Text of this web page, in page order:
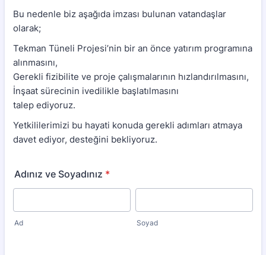
Bu nedenle biz aşağıda imzası bulunan vatandaşlar
olarak;
Tekman Tüneli Projesi’nin bir an önce yatırım programına
alınmasını,
Gerekli fizibilite ve proje çalışmalarının hızlandırılmasını,
İnşaat sürecinin ivedilikle başlatılmasını
talep ediyoruz.
Yetkililerimizi bu hayati konuda gerekli adımları atmaya
davet ediyor, desteğini bekliyoruz.
Adınız ve Soyadınız *
Ad Soyad